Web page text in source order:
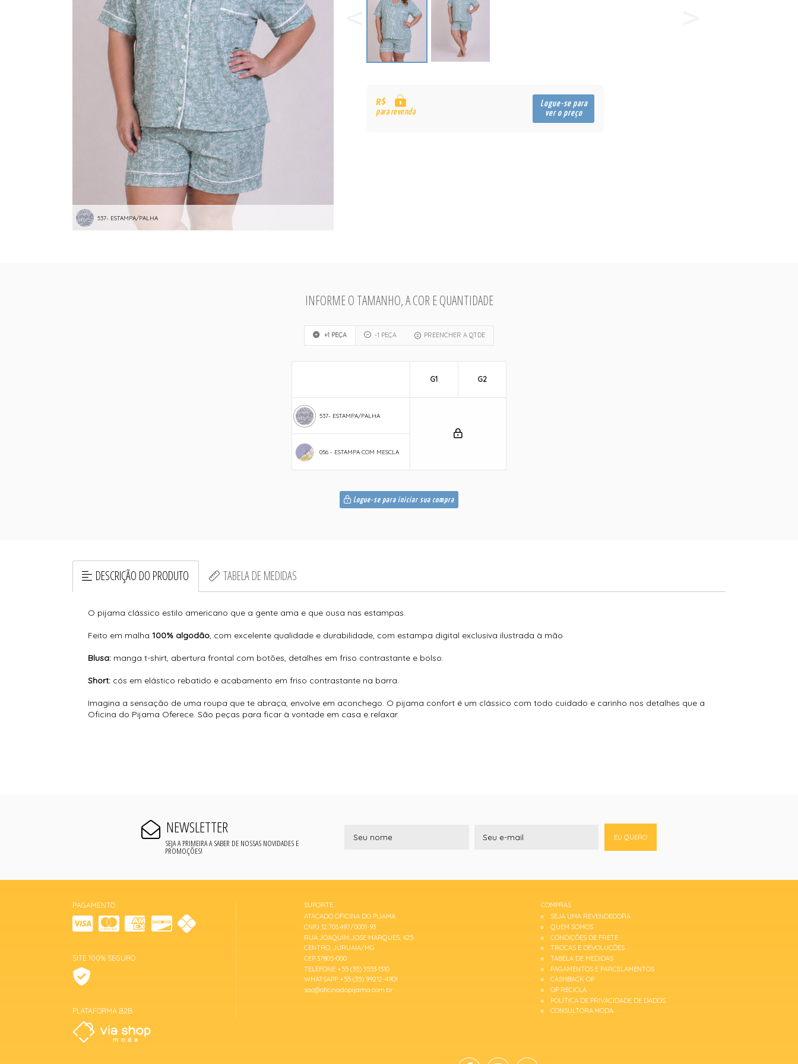
537- ESTAMPA/PALHA
R$
para revenda
Logue-se para
ver o preço
INFORME O TAMANHO, A COR E QUANTIDADE
+1 PEÇA -1 PEÇA PREENCHER A QTDE
537- ESTAMPA/PALHA
056 - ESTAMPA COM MESCLA
G1 G2
Logue-se para iniciar sua compra
DESCRIÇÃO DO PRODUTO TABELA DE MEDIDAS
O pijama clássico estilo americano que a gente ama e que ousa nas estampas.
Feito em malha100% algodão, com excelente qualidade e durabilidade, com estampa digital exclusiva ilustrada à mão
Blusa: manga t-shirt, abertura frontal com botões, detalhes em friso contrastante e bolso.
Short: cós em elástico rebatido e acabamento em friso contrastante na barra.
Imagina a sensação de uma roupa que te abraça, envolve em aconchego. O pijama confort é um clássico com todo cuidado e carinho nos detalhes que a
Oficina do Pijama Oferece. São peças para ficar à vontade em casa e relaxar.
NEWSLETTER
SEJA A PRIMEIRA A SABER DE NOSSAS NOVIDADES E
PROMOÇÕES!
EU QUERO
PAGAMENTO
SITE 100% SEGURO
PLATAFORMA B2B
SUPORTE
ATACADO OFICINA DO PIJAMA
CNPJ 12.703.497/0001-93
RUA JOAQUIM JOSE MARQUES, 425
CENTRO, JURUAIA/MG
CEP 37805-000
TELEFONE +55 (35) 3553-1310
WHATSAPP +55 (35) 99212-4901
sac@oficinadopijama.com.br
COMPRAS
SEJA UMA REVENDEDORA
QUEM SOMOS
CONDIÇÕES DE FRETE
TROCAS E DEVOLUÇÕES
TABELA DE MEDIDAS
PAGAMENTOS E PARCELAMENTOS
CASHBACK OP
OP RECICLA
POLÍTICA DE PRIVACIDADE DE DADOS
CONSULTORA.MODA